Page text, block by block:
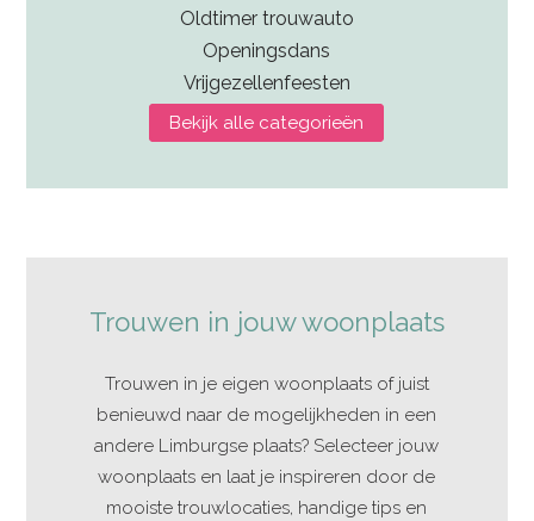
Oldtimer trouwauto
Openingsdans
Vrijgezellenfeesten
Bekijk alle categorieën
Trouwen in jouw woonplaats
Trouwen in je eigen woonplaats of juist
benieuwd naar de mogelijkheden in een
andere Limburgse plaats? Selecteer jouw
woonplaats en laat je inspireren door de
mooiste trouwlocaties, handige tips en